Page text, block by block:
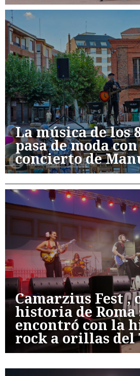
La música de los
pasa de moda
concierto de
Camarzius Fest ,
historia de Roma
encontró con la
rock a orillas del